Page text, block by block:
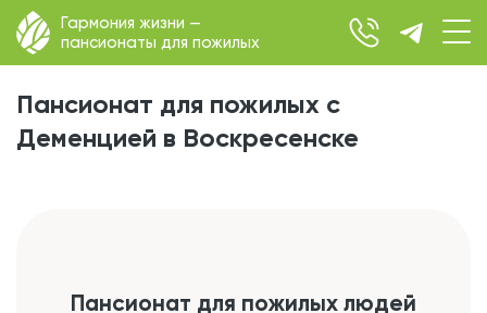
Гармония жизни —
пансионаты для пожилых
Пансионат для пожилых с
Деменцией в Воскресенске
Пансионат для пожилых людей